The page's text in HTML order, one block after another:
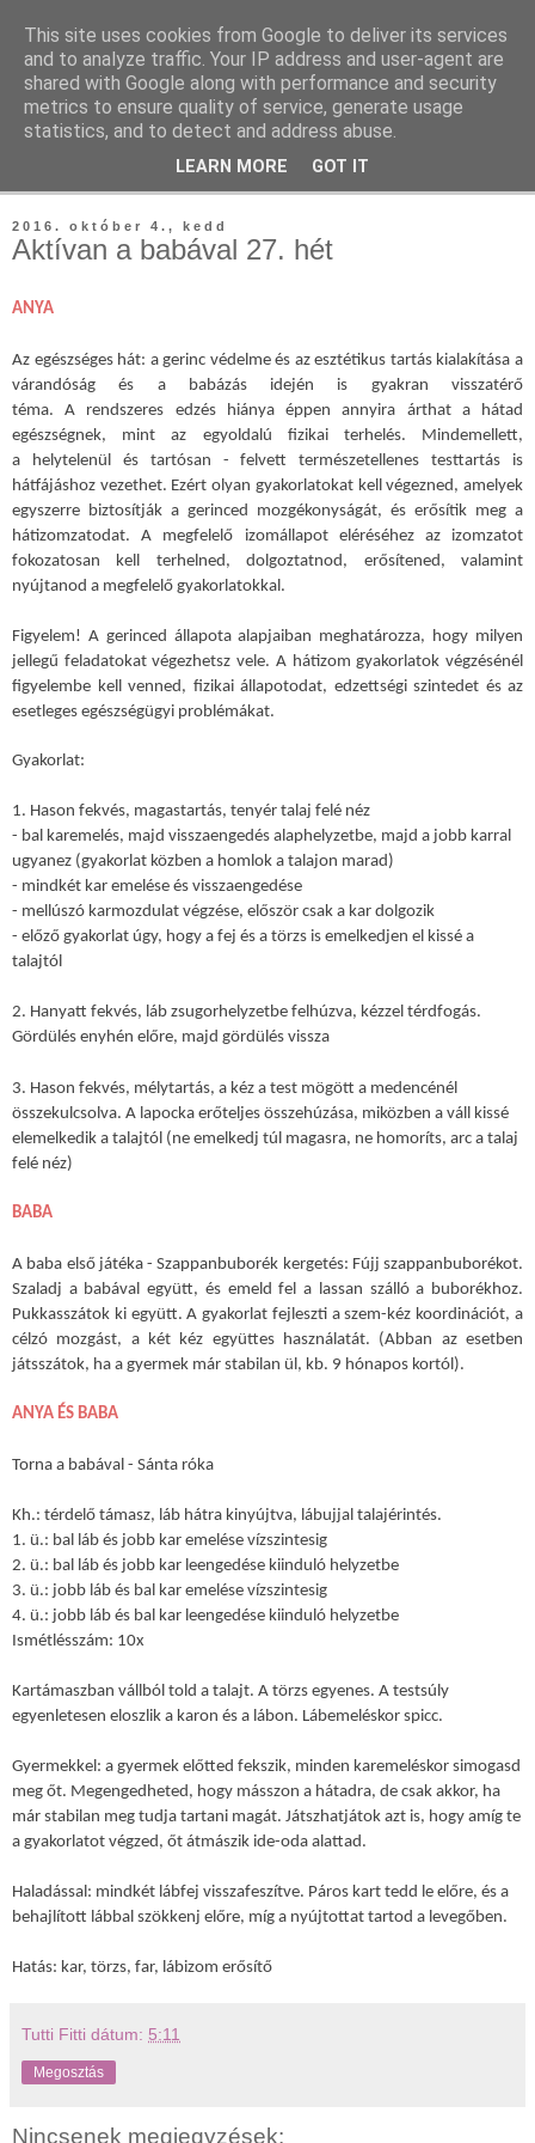
Tutti Fitti
teremtsd meg a tutti formád otthon vagy a szabadban
2016. október 4., kedd
Aktívan a babával 27. hét
ANYA
Az egészséges hát: a gerinc védelme és az esztétikus tartás kialakítása a
várandóság és a babázás idején is gyakran visszatérő
téma.A rendszeres edzés hiánya éppen annyira árthat a hátad
egészségnek, mint az egyoldalú fizikai terhelés. Mindemellett,
a
helytelenül és tartósan - felvett természetellenes testtartás is
hátfájáshoz vezethet. Ezért olyan gyakorlatokat kell végezned, amelyek
egyszerre biztosítják a gerinced mozgékonyságát, és erősítik meg a
hátizomzatodat. A megfelelő izomállapot eléréséhez az izomzatot
fokozatosan kell terhelned, dolgoztatnod, erősítened, valamint
nyújtanod a megfelelő gyakorlatokkal.
Figyelem! A gerinced állapota alapjaiban meghatározza, hogy milyen
jellegű feladatokat végezhetsz vele. A hátizom gyakorlatok végzésénél
figyelembe kell venned, fizikai állapotodat, edzettségi szintedet és az
esetleges egészségügyi problémákat.
Gyakorlat:
1. Hason fekvés, magastartás, tenyér talaj felé néz
- bal karemelés, majd visszaengedés alaphelyzetbe, majd a jobb karral
ugyanez (gyakorlat közben a homlok a talajon marad)
- mindkét kar emelése és visszaengedése
- mellúszó karmozdulat végzése, először csak a kar dolgozik
- előző gyakorlat úgy, hogy a fej és a törzs is emelkedjen el kissé a
talajtól
2. Hanyatt fekvés, láb zsugorhelyzetbe felhúzva, kézzel térdfogás.
Gördülés enyhén előre, majd gördülés vissza
3. Hason fekvés, mélytartás, a kéz a test mögött a medencénél
összekulcsolva. A lapocka erőteljes összehúzása, miközben a váll kissé
elemelkedik a talajtól (ne emelkedj túl magasra, ne homoríts, arc a talaj
felé néz)
BABA
A baba első játéka -Szappanbuborék kergetés: Fújj szappanbuborékot.
Szaladj a babával együtt, és emeld fel a lassan szálló a buborékhoz.
Pukkasszátok ki együtt. A gyakorlat fejleszti a szem-kéz koordinációt, a
célzó mozgást, a két kéz együttes használatát. (Abban az esetben
játsszátok, ha a gyermek már stabilan ül, kb. 9 hónapos kortól).
ANYA ÉS BABA
Torna a babával - Sánta róka
Kh.: térdelő támasz, láb hátra kinyújtva, lábujjal talajérintés.
1. ü.: bal láb és jobb kar emelése vízszintesig
2. ü.: bal láb és jobb kar leengedése kiinduló helyzetbe
3. ü.: jobb láb és bal kar emelése vízszintesig
4. ü.: jobb láb és bal kar leengedése kiinduló helyzetbe
Ismétlésszám: 10x
Kartámaszban vállból told a talajt. A törzs egyenes. A testsúly
egyenletesen eloszlik a karon és a lábon. Lábemeléskor spicc.
Gyermekkel: a gyermek előtted fekszik, minden karemeléskor simogasd
meg őt. Megengedheted, hogy másszon a hátadra, de csak akkor, ha
már stabilan meg tudja tartani magát. Játszhatjátok azt is, hogy amíg te
a gyakorlatot végzed, őt átmászik ide-oda alattad.
Haladással: mindkét lábfej visszafeszítve. Páros kart tedd le előre, és a
behajlított lábbal szökkenj előre, míg a nyújtottat tartod a levegőben.
Hatás: kar, törzs, far, lábizom erősítő
Tutti Fitti dátum: 5:11
Megosztás
Nincsenek megjegyzések:
This site uses cookies from Google to deliver its services
and to analyze traffic. Your IP address and user-agent are
shared with Google along with performance and security
metrics to ensure quality of service, generate usage
statistics, and to detect and address abuse.
LEARN MORE GOT IT